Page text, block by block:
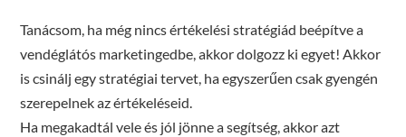
Tanácsom, ha még nincs értékelési stratégiád beépítve a
vendéglátós marketingedbe, akkor dolgozz ki egyet! Akkor
is csinálj egy stratégiai tervet, ha egyszerűen csak gyengén
szerepelnek az értékeléseid.
Ha megakadtál vele és jól jönne a segítség, akkor azt